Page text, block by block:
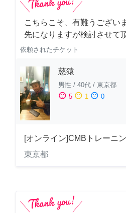
こちらこそ、有難うござい
先になりますが検討させて
依頼されたチケット
慈猿
男性 / 40代 / 東京都
sentiment_satisfied 5 sentiment_neutral 1 sentiment_dissatisfied 0
[オンライン]CMBトレーニ
東京都